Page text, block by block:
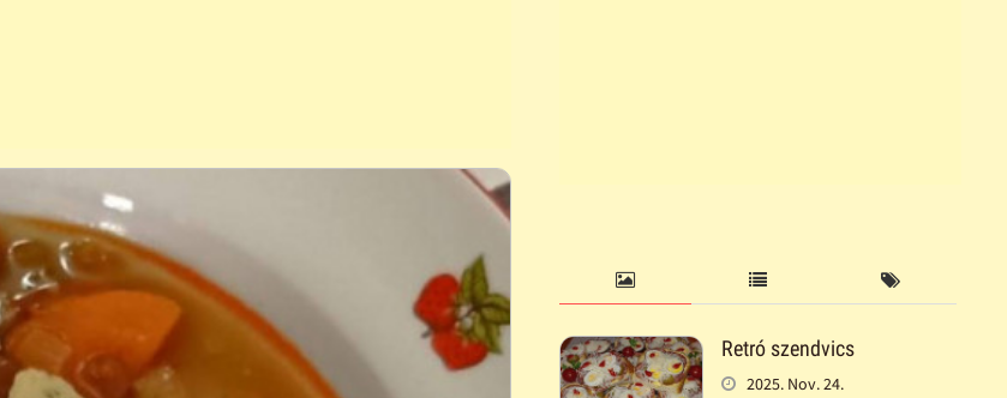
Retró szendvics
2025. Nov. 24.